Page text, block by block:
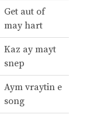
Get aut of
may hart
Kaz ay mayt
snep
Aym vraytin e
song